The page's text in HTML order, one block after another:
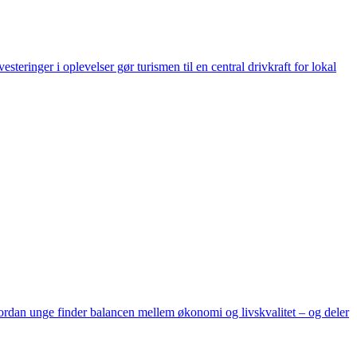
i oplevelser gør turismen til en central drivkraft for lokal
unge finder balancen mellem økonomi og livskvalitet – og deler